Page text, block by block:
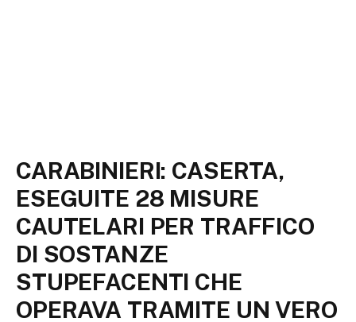
CARABINIERI: CASERTA,
ESEGUITE 28 MISURE
CAUTELARI PER TRAFFICO
DI SOSTANZE
STUPEFACENTI CHE
OPERAVA TRAMITE UN VERO